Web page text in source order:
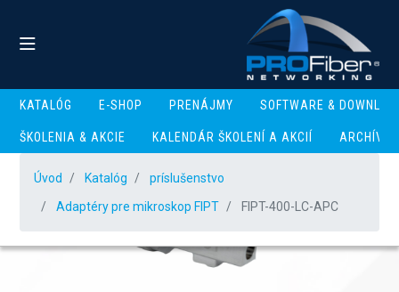
KATALÓG E-SHOP PRENÁJMY SOFTWARE &
ŠKOLENIA & AKCIE KALENDÁR ŠKOLENÍ A AKCIÍ ARCHÍV
Úvod Katalóg
príslušenstvo
Adaptéry pre mikroskop FIPT
FIPT-400-LC-APC